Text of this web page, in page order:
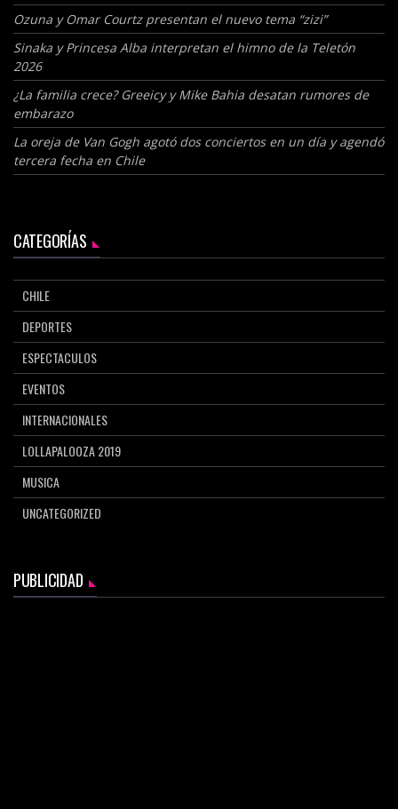
Ozuna y Omar Courtz presentan el nuevo tema “zizi”
Sinaka y Princesa Alba interpretan el himno de la Teletón
2026
¿La familia crece? Greeicy y Mike Bahia desatan rumores de
embarazo
La oreja de Van Gogh agotó dos conciertos en un día y agendó
tercera fecha en Chile
CATEGORÍAS
CHILE
DEPORTES
ESPECTACULOS
EVENTOS
INTERNACIONALES
LOLLAPALOOZA 2019
MUSICA
UNCATEGORIZED
PUBLICIDAD